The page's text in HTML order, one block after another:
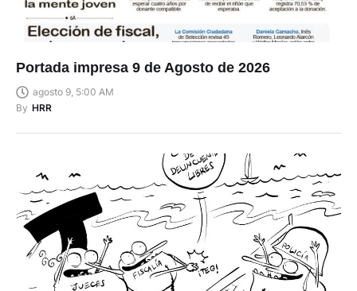
Portada impresa 9 de Agosto de 2026
agosto 9, 5:00 AM
By HRR